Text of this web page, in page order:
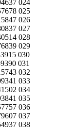
024
025
026
027
028
029
030
031
032
033
034
035
036
037
038